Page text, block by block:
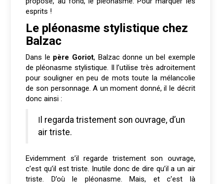
esprits !
Le pléonasme stylistique chez
Balzac
Dans le père Goriot, Balzac donne un bel exemple
de pléonasme stylistique. Il l’utilise très adroitement
pour souligner en peu de mots toute la mélancolie
de son personnage. A un moment donné, il le décrit
donc ainsi :
Il regarda tristement son ouvrage, d’un
air triste.
Evidemment s’il regarde tristement son ouvrage,
c’est qu’il est triste. Inutile donc de dire qu’il a un air
triste. D’où le pléonasme. Mais, et c’est là